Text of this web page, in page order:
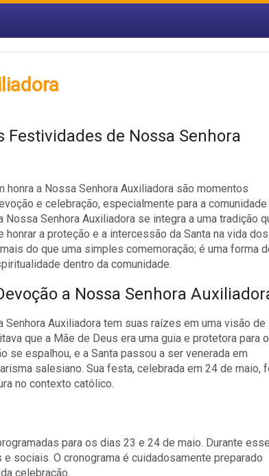
Festividades de Nossa Senhora
a Nossa Senhora Auxiliadora são momentos
e celebração, especialmente para a comunidade
Nossa Senhora Auxiliadora se integra a uma tradição
honrar a proteção e a intercessão da Santa na vida dos
do que uma simples comemoração; é uma forma
dentro da comunidade.
a Nossa Senhora
Senhora Auxiliadora tem suas raízes em uma visão de
que a Mãe de Deus era uma guia e protetora para
se espalhou, e a Santa passou a ser venerada em
salesiano. Sua festa, celebrada em 24 de maio,
no contexto católico.
para os dias 23 e 24 de maio. Durante
sociais. O cronograma é cuidadosamente preparado
celebração.